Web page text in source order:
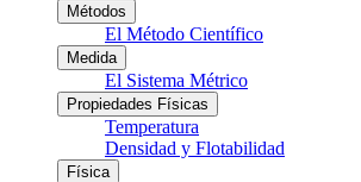
Métodos
El Método Científico
Medida
El Sistema Métrico
Propiedades Físicas
Temperatura
Densidad y Flotabilidad
Física